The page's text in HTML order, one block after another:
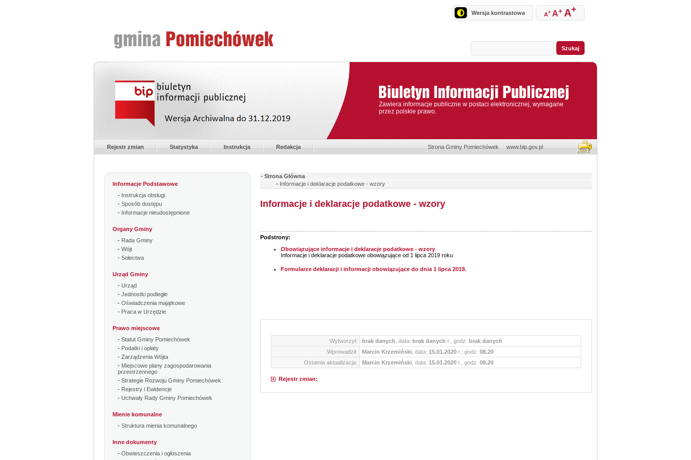
A+ A+ A+
Wersja kontrastowa
Zawiera informacje publiczne w postaci elektronicznej, wymagane
przez polskie prawo.
Rejestr zmian Statystyka Instrukcja Redakcja Strona Gminy Pomiechówek www.bip.gov.pl
Informacje Podstawowe
- Instrukcja obsługi
- Sposób dostępu
- Informacje nieudostępnione
Organy Gminy
- Rada Gminy
- Wójt
- Sołectwa
Urząd Gminy
- Urząd
- Jednostki podległe
- Oświadczenia majątkowe
- Praca w Urzędzie
Prawo miejscowe
- Statut Gminy Pomiechówek
- Podatki i opłaty
- Zarządzenia Wójta
- Miejscowe plany zagospodarowania
przestrzennego
- Strategie Rozwoju Gminy Pomiechówek
- Rejestry i Ewidencje
- Uchwały Rady Gminy Pomiechówek
Mienie komunalne
- Struktura mienia komunalnego
Inne dokumenty
- Obwieszczenia i ogłoszenia
- Strona Główna
- Informacje i deklaracje podatkowe - wzory
Informacje i deklaracje podatkowe - wzory
Podstrony:
Obowiązujące informacje i deklaracje podatkowe - wzory
Informacje i deklaracje podatkowe obowiązujące od 1 lipca 2019 roku
Formularze deklaracji i informacji obowiązujące do dnia 1 lipca 2019.
Wytworzył: brak danych , data: brak danych r., godz. brak danych
Wprowadził:
Marcin Krzemiński , data: 15.01.2020 r., godz. 08.20
Ostatnia aktualizacja:
Marcin Krzemiński , data: 15.01.2020 r., godz. 08.20
Rejestr zmian: